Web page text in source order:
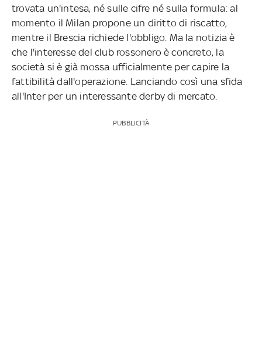
trovata un'intesa, né sulle cifre né sulla formula: al
momento il Milan propone un diritto di riscatto,
mentre il Brescia richiede l'obbligo. Ma la notizia è
che l'interesse del club rossonero è concreto, la
società si è già mossa ufficialmente per capire la
fattibilità dall'operazione. Lanciando così una sfida
all'Inter per un interessante derby di mercato.
PUBBLICITÀ